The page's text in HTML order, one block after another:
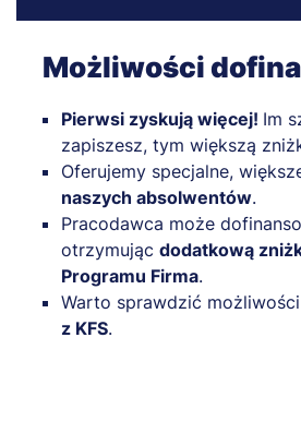
Możliwości
Pierwsi zyskują więcej! Im
zapiszesz, tym większą
Oferujemy specjalne,
naszych absolwentów.
Pracodawca może
otrzymując dodatkową
Programu Firma.
Warto sprawdzić możliwości
z KFS.